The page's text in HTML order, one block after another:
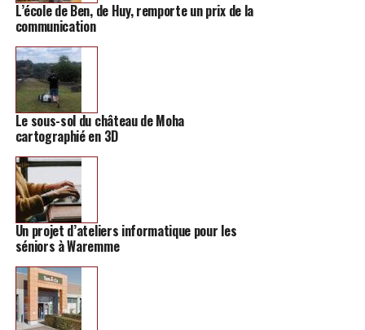
L’école de Ben, de Huy, remporte un prix de la
communication
Le sous-sol du château de Moha
cartographié en 3D
Un projet d’ateliers informatique pour les
séniors à Waremme